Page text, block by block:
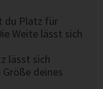
du Platz für
Weite lässt sich
lässt sich
deines